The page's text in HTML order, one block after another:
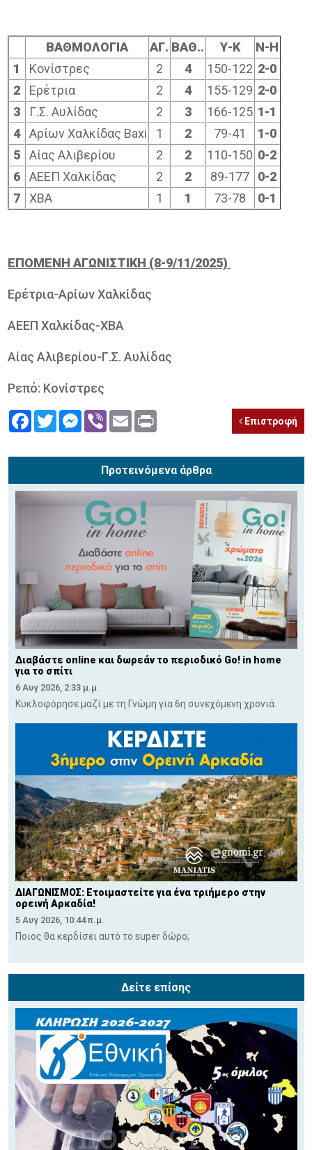
ΒΑΘΜΟΛΟΓΙΑ ΑΓ. ΒΑΘ.. Υ-Κ
Ν-Η
1
Κονίστρες 2 4 150-122 2-0
2
Ερέτρια 2 4 155-129 2-0
3
Γ.Σ. Αυλίδας 2 3 166-125 1-1
4
Αρίων Χαλκίδας Baxi 1 2 79-41
1-0
5
Αίας Αλιβερίου 2 2 110-150 0-2
6
ΑΕΕΠ Χαλκίδας 2 2 89-177
0-2
7
ΧΒΑ 1 1 73-78 0-1
ΕΠΟΜΕΝΗ ΑΓΩΝΙΣΤΙΚΗ (8-9/11/2025)
Ερέτρια-Αρίων Χαλκίδας
ΑΕΕΠ Χαλκίδας-ΧΒΑ
Αίας Αλιβερίου-Γ.Σ. Αυλίδας
Ρεπό: Κονίστρες
FacebookTwitterMessenger
Viber Email Επιστροφή
Προτεινόμενα άρθρα
Διαβάστε online και δωρεάν το περιοδικό Go! in home
για το σπίτι
6 Αυγ 2026, 2:33 μ.μ.
Κυκλοφόρησε μαζί με τη Γνώμη για 6η συνεχόμενη χρονιά.
ΔΙΑΓΩΝΙΣΜΟΣ: Ετοιμαστείτε για ένα τριήμερο στην
ορεινή Αρκαδία!
5 Αυγ 2026, 10:44 π.μ.
Ποιος θα κερδίσει αυτό το super δώρο;
Δείτε επίσης